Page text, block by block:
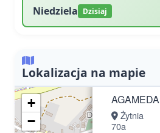
Niedziela Dzisiaj
Lokalizacja na mapie
AGAMEDA
Żytnia
70a
+
−